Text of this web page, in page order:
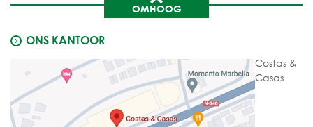
OMHOOG
ONS KANTOOR
Costas &
Casas